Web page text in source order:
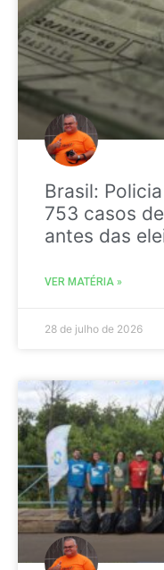
Brasil:
753 casos
antes das
VER MATÉRIA »
28 de julho de 2026